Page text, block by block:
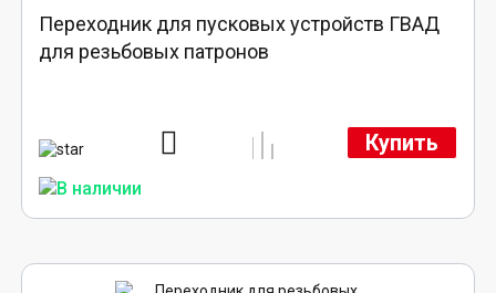
Переходник для пусковых устройств ГВАД
для резьбовых патронов
Купить